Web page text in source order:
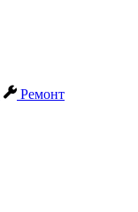
Ремонт